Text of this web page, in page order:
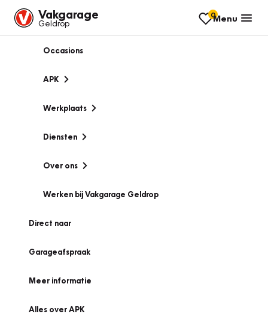
Vakgarage
Geldrop
0Menu
Occasions
APK
Werkplaats
Diensten
Over ons
Werken bij Vakgarage Geldrop
Direct naar
Garageafspraak
Meer informatie
Alles over APK